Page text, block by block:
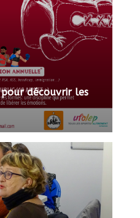
découvrir les